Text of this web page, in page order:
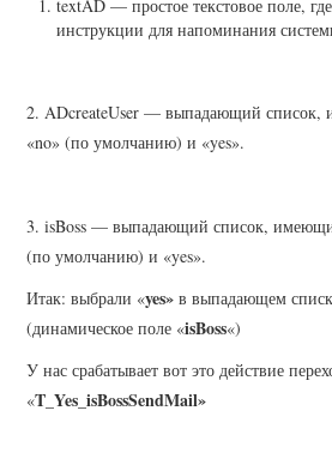
textAD — простое текстовое поле,
инструкции для напоминания
2. ADcreateUser — выпадающий список,
«no» (по умолчанию) и «yes».
3. isBoss — выпадающий список,
(по умолчанию) и «yes».
Итак: выбрали «yes» в выпадающем
(динамическое поле «isBoss«)
У нас срабатывает вот это действие
«T_Yes_isBossSendMail»